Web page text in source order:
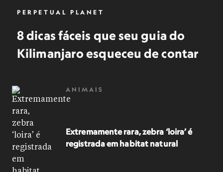
PERPETUAL PLANET
8 dicas fáceis que seu guia do
Kilimanjaro esqueceu de contar
ANIMAIS
Extremamente rara, zebra ‘loira’ é
registrada em habitat natural